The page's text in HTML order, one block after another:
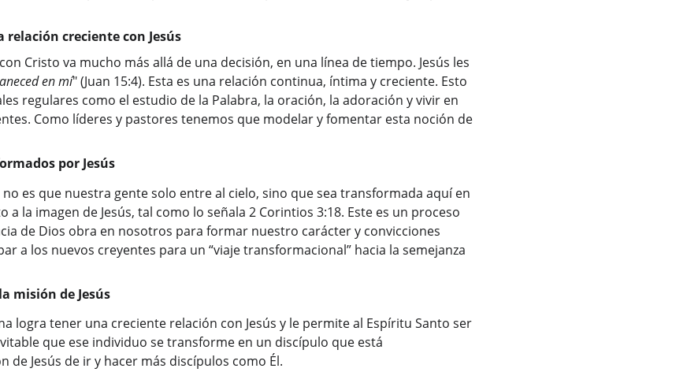
relación creciente con Jesús
Cristo va mucho más allá de una decisión, en una línea de tiempo. Jesús les
en mí" (Juan 15:4). Esta es una relación continua, íntima y creciente. Esto
regulares como el estudio de la Palabra, la oración, la adoración y vivir en
Como líderes y pastores tenemos que modelar y fomentar esta noción de
por Jesús
es que nuestra gente solo entre al cielo, sino que sea transformada aquí en
a la imagen de Jesús, tal como lo señala 2 Corintios 3:18. Este es un proceso
de Dios obra en nosotros para formar nuestro carácter y convicciones
a los nuevos creyentes para un “viaje transformacional” hacia la semejanza
misión de Jesús
logra tener una creciente relación con Jesús y le permite al Espíritu Santo ser
que ese individuo se transforme en un discípulo que está
de Jesús de ir y hacer más discípulos como Él.